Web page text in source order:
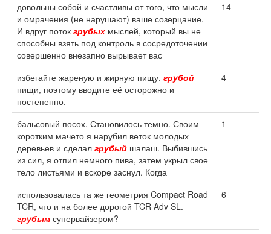
довольны собой и счастливы от того, что мысли
и омрачения (не нарушают) ваше созерцание.
И вдруг поток грубых мыслей, который вы не
способны взять под контроль в сосредоточении
совершенно внезапно вырывает вас
14
избегайте жареную и жирную пищу. грубой
пищи, поэтому вводите её осторожно и
постепенно.
4
бальсовый посох. Становилось темно. Своим
коротким мачето я нарубил веток молодых
деревьев и сделал грубый шалаш. Выбившись
из сил, я отпил немного пива, затем укрыл свое
тело листьями и вскоре заснул. Когда
1
использовалась та же геометрия Compact Road
TCR, что и на более дорогой TCR Adv SL.
грубым супервайзером?
6